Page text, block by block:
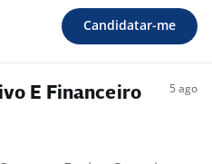
Candidatar-me
E Financeiro 5 ago